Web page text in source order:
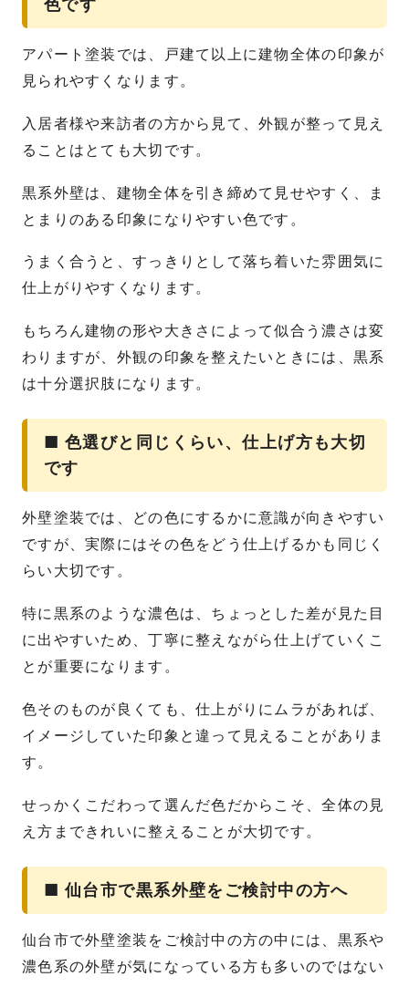
色です
アパート塗装では、戸建て以上に建物全体の印象が
見られやすくなります。
入居者様や来訪者の方から見て、外観が整って見え
ることはとても大切です。
黒系外壁は、建物全体を引き締めて見せやすく、ま
とまりのある印象になりやすい色です。
うまく合うと、すっきりとして落ち着いた雰囲気に
仕上がりやすくなります。
もちろん建物の形や大きさによって似合う濃さは変
わりますが、外観の印象を整えたいときには、黒系
は十分選択肢になります。
■ 色選びと同じくらい、仕上げ方も大切
です
外壁塗装では、どの色にするかに意識が向きやすい
ですが、実際にはその色をどう仕上げるかも同じく
らい大切です。
特に黒系のような濃色は、ちょっとした差が見た目
に出やすいため、丁寧に整えながら仕上げていくこ
とが重要になります。
色そのものが良くても、仕上がりにムラがあれば、
イメージしていた印象と違って見えることがありま
す。
せっかくこだわって選んだ色だからこそ、全体の見
え方まできれいに整えることが大切です。
■ 仙台市で黒系外壁をご検討中の方へ
仙台市で外壁塗装をご検討中の方の中には、黒系や
濃色系の外壁が気になっている方も多いのではない